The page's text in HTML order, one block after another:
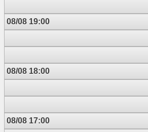
08/08 19:00
08/08 18:00
08/08 17:00